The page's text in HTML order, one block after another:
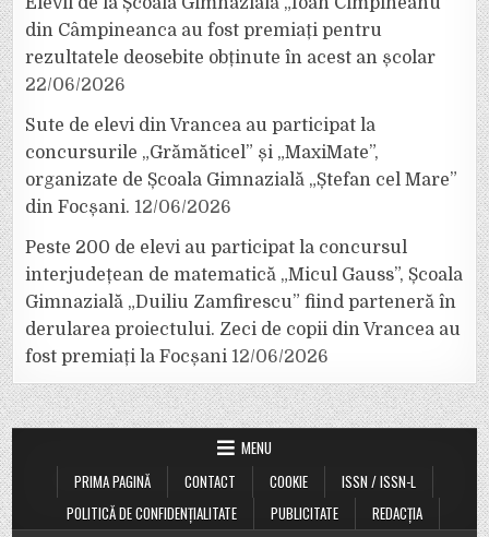
din Câmpineanca au fost premiați pentru
rezultatele deosebite obținute în acest an școlar
22/06/2026
Sute de elevi din Vrancea au participat la
concursurile „Grămăticel” și „MaxiMate”,
organizate de Școala Gimnazială „Ștefan cel Mare”
din Focșani. 12/06/2026
Peste 200 de elevi au participat la concursul
interjudețean de matematică „Micul Gauss”, Școala
Gimnazială „Duiliu Zamfirescu” fiind parteneră în
derularea proiectului. Zeci de copii din Vrancea au
fost premiați la Focșani 12/06/2026
MENU
PRIMA PAGINĂ
CONTACT COOKIE
ISSN / ISSN-L
POLITICĂ DE CONFIDENȚIALITATE
PUBLICITATE REDACȚIA